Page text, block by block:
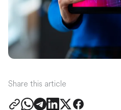
Share this article